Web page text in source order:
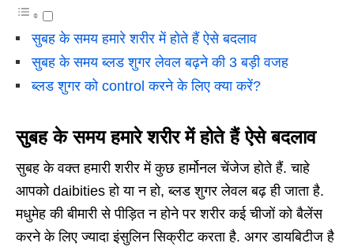
सुबह के समय हमारे शरीर में होते हैं ऐसे बदलाव
सुबह के समय ब्लड शुगर लेवल बढ़ने की 3 बड़ी वजह
ब्लड शुगर को control करने के लिए क्या करें?
सुबह के समय हमारे शरीर में होते हैं ऐसे बदलाव
सुबह के वक्त हमारी शरीर में कुछ हार्मोनल चेंजेज होते हैं. चाहे
आपको daibities हो या न हो, ब्लड शुगर लेवल बढ़ ही जाता है.
मधुमेह की बीमारी से पीड़ित न होने पर शरीर कई चीजों को बैलेंस
करने के लिए ज्यादा इंसुलिन सिक्रीट करता है. अगर डायबिटीज है